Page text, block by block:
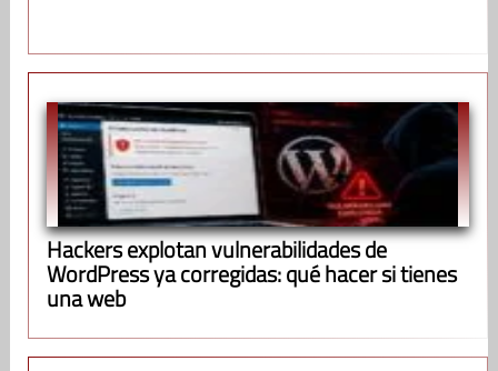
Hackers explotan vulnerabilidades de
WordPress ya corregidas: qué hacer si tienes
una web